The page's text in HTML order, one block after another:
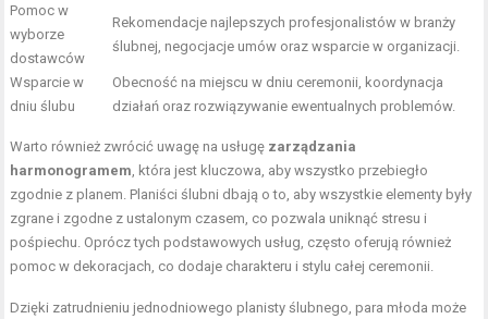
Pomoc w
wyborze
dostawców
Rekomendacje najlepszych profesjonalistów w branży
ślubnej, negocjacje umów oraz wsparcie w organizacji.
Wsparcie w
dniu ślubu
Obecność na miejscu w dniu ceremonii, koordynacja
działań oraz rozwiązywanie ewentualnych problemów.
Warto również zwrócić uwagę na usługę zarządzania
harmonogramem , która jest kluczowa, aby wszystko przebiegło
zgodnie z planem. Planiści ślubni dbają o to, aby wszystkie elementy były
zgrane i zgodne z ustalonym czasem, co pozwala uniknąć stresu i
pośpiechu. Oprócz tych podstawowych usług, często oferują również
pomoc w dekoracjach, co dodaje charakteru i stylu całej ceremonii.
Dzięki zatrudnieniu jednodniowego planisty ślubnego, para młoda może